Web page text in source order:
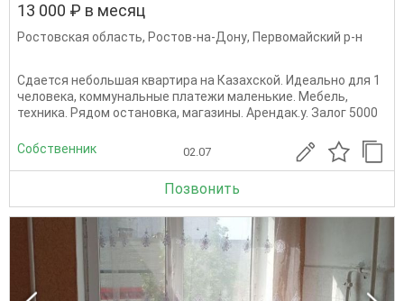
13 000 ₽ в месяц
Ростовская область, Ростов-на-Дону, Первомайский р-н
Сдается небольшая квартира на Казахской. Идеально для 1
человека, коммунальные платежи маленькие. Мебель,
техника. Рядом остановка, магазины. Арендак.у. Залог 5000
Собственник 02.07
Позвонить